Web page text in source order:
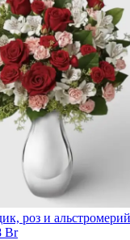
роз и
Br